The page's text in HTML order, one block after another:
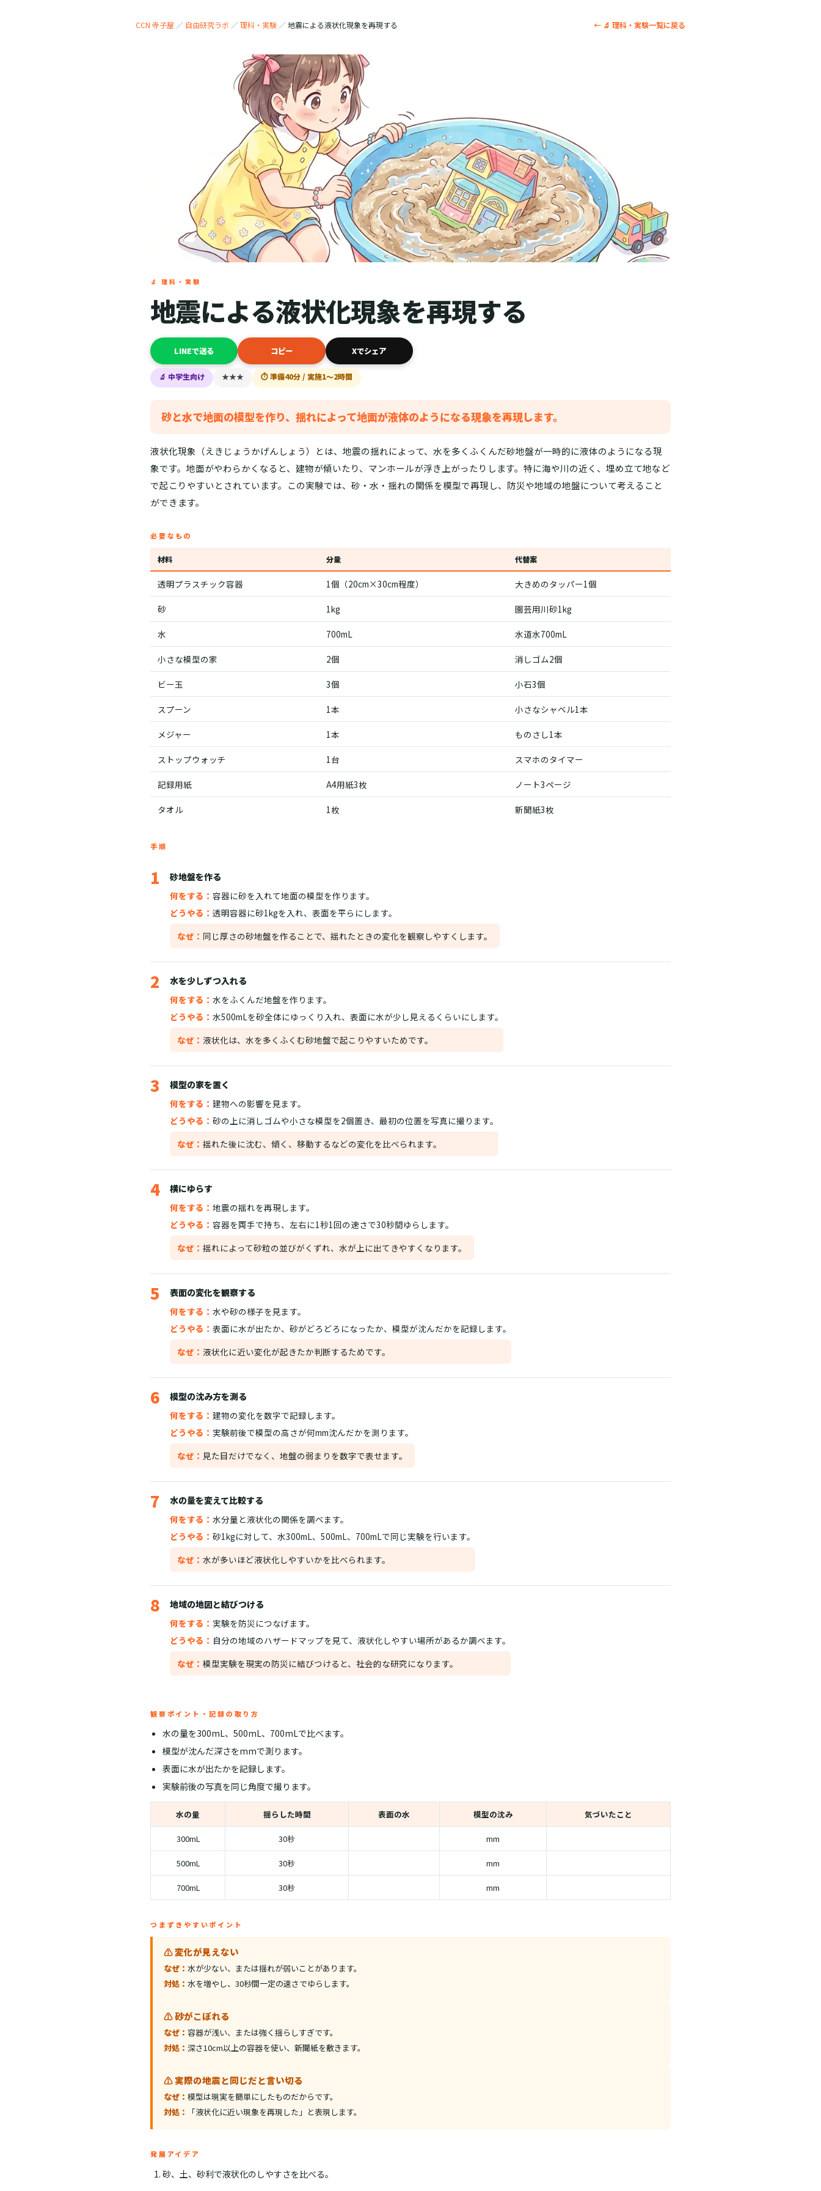
CCN 寺子屋 ／ 自由研究ラボ ／理科・実験 ／地震による液状化現象を再現する ← 🔬 理科・実験一覧に戻る
🔬 理科・実験
地震による液状化現象を再現する
LINEで送る コピー Xでシェア
🔬 中学生向け ★★★ ⏱ 準備40分 / 実施1〜2時間
砂と水で地面の模型を作り、揺れによって地面が液体のようになる現象を再現します。
液状化現象（えきじょうかげんしょう）とは、地震の揺れによって、水を多くふくんだ砂地盤が一時的に液体のようになる現
象です。地面がやわらかくなると、建物が傾いたり、マンホールが浮き上がったりします。特に海や川の近く、埋め立て地など
で起こりやすいとされています。この実験では、砂・水・揺れの関係を模型で再現し、防災や地域の地盤について考えること
ができます。
必要なもの
材料 分量 代替案
透明プラスチック容器 1個（20cm×30cm程度） 大きめのタッパー1個
砂 1kg 園芸用川砂1kg
水 700mL 水道水700mL
小さな模型の家 2個 消しゴム2個
ビー玉 3個 小石3個
スプーン 1本 小さなシャベル1本
メジャー 1本 ものさし1本
ストップウォッチ 1台 スマホのタイマー
記録用紙 A4用紙3枚 ノート3ページ
タオル 1枚 新聞紙3枚
手順
1
砂地盤を作る
何をする： 容器に砂を入れて地面の模型を作ります。
どうやる： 透明容器に砂1kgを入れ、表面を平らにします。
なぜ： 同じ厚さの砂地盤を作ることで、揺れたときの変化を観察しやすくします。
2
水を少しずつ入れる
何をする： 水をふくんだ地盤を作ります。
どうやる： 水500mLを砂全体にゆっくり入れ、表面に水が少し見えるくらいにします。
なぜ： 液状化は、水を多くふくむ砂地盤で起こりやすいためです。
3
模型の家を置く
何をする： 建物への影響を見ます。
どうやる： 砂の上に消しゴムや小さな模型を2個置き、最初の位置を写真に撮ります。
なぜ： 揺れた後に沈む、傾く、移動するなどの変化を比べられます。
4
横にゆらす
何をする： 地震の揺れを再現します。
どうやる： 容器を両手で持ち、左右に1秒1回の速さで30秒間ゆらします。
なぜ： 揺れによって砂粒の並びがくずれ、水が上に出てきやすくなります。
5
表面の変化を観察する
何をする： 水や砂の様子を見ます。
どうやる： 表面に水が出たか、砂がどろどろになったか、模型が沈んだかを記録します。
なぜ： 液状化に近い変化が起きたか判断するためです。
6
模型の沈み方を測る
何をする： 建物の変化を数字で記録します。
どうやる： 実験前後で模型の高さが何mm沈んだかを測ります。
なぜ： 見た目だけでなく、地盤の弱まりを数字で表せます。
7
水の量を変えて比較する
何をする： 水分量と液状化の関係を調べます。
どうやる： 砂1kgに対して、水300mL、500mL、700mLで同じ実験を行います。
なぜ： 水が多いほど液状化しやすいかを比べられます。
8
地域の地図と結びつける
何をする： 実験を防災につなげます。
どうやる： 自分の地域のハザードマップを見て、液状化しやすい場所があるか調べます。
なぜ： 模型実験を現実の防災に結びつけると、社会的な研究になります。
観察ポイント・記録の取り方
水の量を300mL、500mL、700mLで比べます。
模型が沈んだ深さをmmで測ります。
表面に水が出たかを記録します。
実験前後の写真を同じ角度で撮ります。
水の量 揺らした時間 表面の水 模型の沈み 気づいたこと
300mL 30秒 mm
500mL 30秒 mm
700mL 30秒 mm
つまずきやすいポイント
⚠️ 変化が見えない
なぜ： 水が少ない、または揺れが弱いことがあります。
対処： 水を増やし、30秒間一定の速さでゆらします。
⚠️ 砂がこぼれる
なぜ： 容器が浅い、または強く揺らしすぎです。
対処： 深さ10cm以上の容器を使い、新聞紙を敷きます。
⚠️ 実際の地震と同じだと言い切る
なぜ： 模型は現実を簡単にしたものだからです。
対処：
「液状化に近い現象を再現した」と表現します。
発展アイデア
砂、土、砂利で液状化のしやすさを比べる。